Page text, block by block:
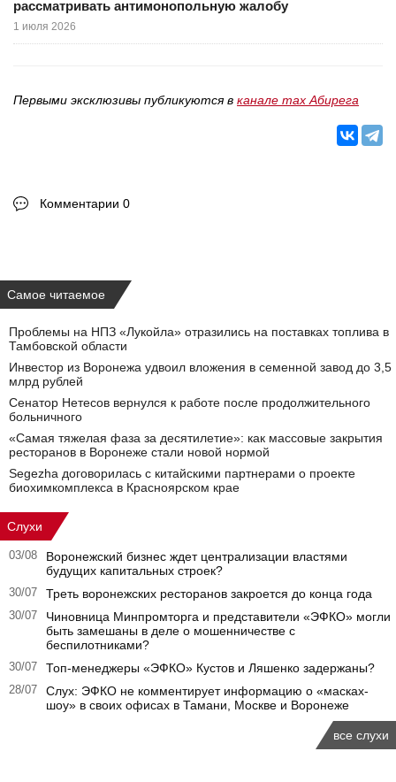
рассматривать антимонопольную жалобу
1 июля 2026
Первыми эксклюзивы публикуются в канале max Абирега
Комментарии 0
Самое читаемое
Проблемы на НПЗ «Лукойла» отразились на поставках топлива в
Тамбовской области
Инвестор из Воронежа удвоил вложения в семенной завод до 3,5
млрд рублей
Сенатор Нетесов вернулся к работе после продолжительного
больничного
«Самая тяжелая фаза за десятилетие»: как массовые закрытия
ресторанов в Воронеже стали новой нормой
Segezha договорилась с китайскими партнерами о проекте
биохимкомплекса в Красноярском крае
Слухи
03/08
Воронежский бизнес ждет централизации властями
будущих капитальных строек?
30/07 Треть воронежских ресторанов закроется до конца года
30/07
Чиновница Минпромторга и представители «ЭФКО» могли
быть замешаны в деле о мошенничестве с
беспилотниками?
30/07 Топ-менеджеры «ЭФКО» Кустов и Ляшенко задержаны?
28/07
Слух: ЭФКО не комментирует информацию о «масках-
шоу» в своих офисах в Тамани, Москве и Воронеже
все слухи